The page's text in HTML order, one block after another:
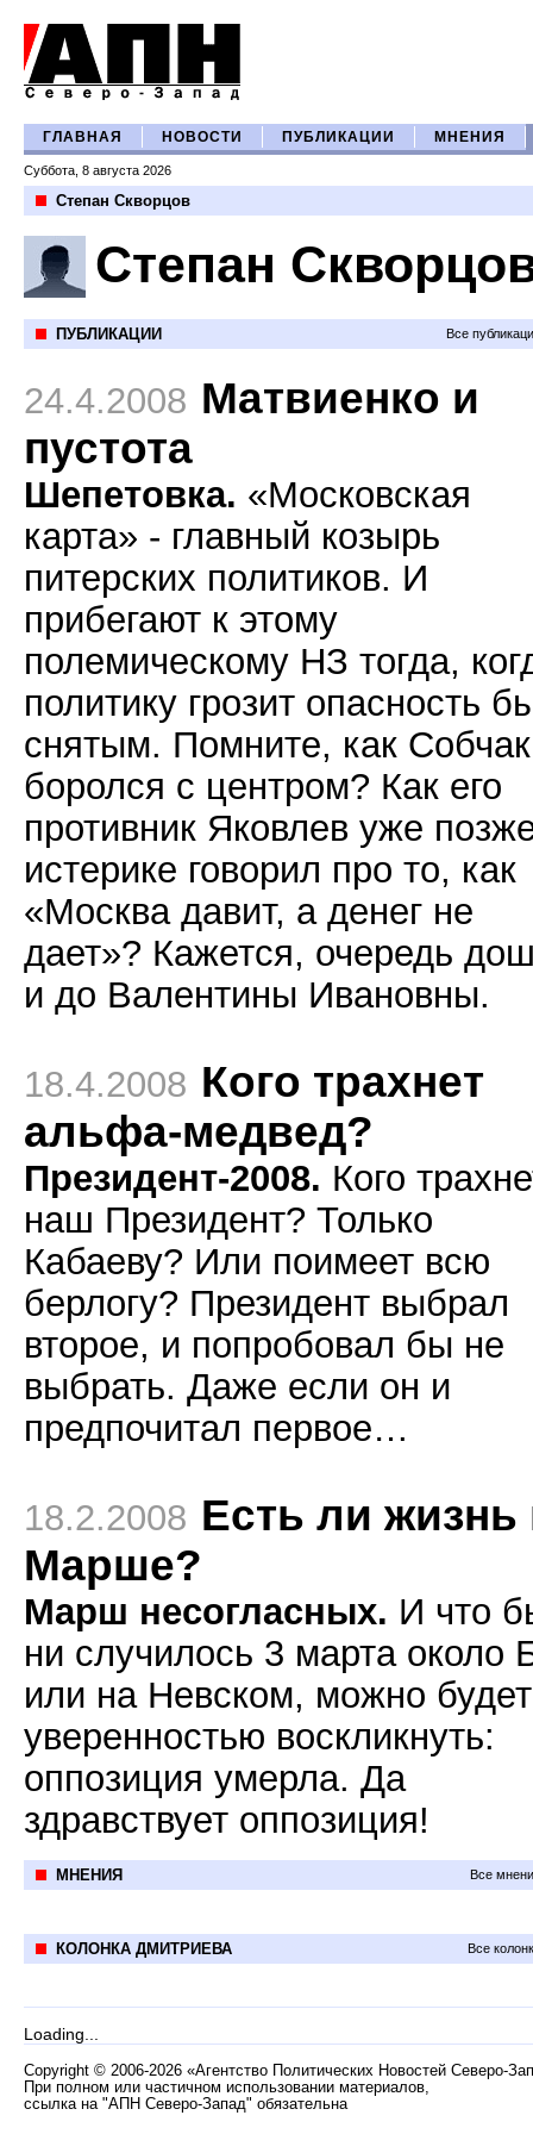
ГЛАВНАЯ НОВОСТИ ПУБЛИКАЦИИ МНЕНИЯ
Суббота, 8 августа 2026
Степан Скворцов
Степан
ПУБЛИКАЦИИ Все
24.4.2008 Матвиенко и
пустота
Шепетовка. «Московская
карта» - главный козырь
питерских политиков. И
прибегают к этому
полемическому НЗ тогда,
политику грозит опасность
снятым. Помните, как Собчак
боролся с центром? Как его
противник Яковлев уже
истерике говорил про то, как
«Москва давит, а денег не
дает»? Кажется, очередь
и до Валентины Ивановны.
18.4.2008 Кого трахнет
альфа-медвед?
Президент-2008. Кого
наш Президент? Только
Кабаеву? Или поимеет всю
берлогу? Президент выбрал
второе, и попробовал бы не
выбрать. Даже если он и
предпочитал первое…
18.2.2008 Есть ли жизнь
Марше?
Марш несогласных. И что
ни случилось 3 марта около
или на Невском, можно
уверенностью воскликнуть:
оппозиция умерла. Да
здравствует оппозиция!
МНЕНИЯ Все
КОЛОНКА ДМИТРИЕВА Все
Loading...
Copyright © 2006-2026 «Агентство Политических Новостей Северо-
При полном или частичном использовании материалов,
ссылка на "АПН Северо-Запад" обязательна